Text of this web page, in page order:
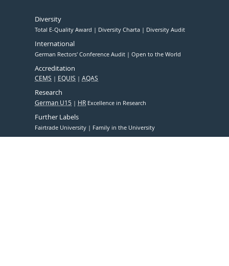
Diversity
Total E-Quality Award Diversity Charta Diversity Audit
International
German Rectors' Conference Audit Open to the World
Accreditation
CEMS EQUIS AQAS
Research
German U15 HR Excellence in Research
Further Labels
Fairtrade University Family in the University